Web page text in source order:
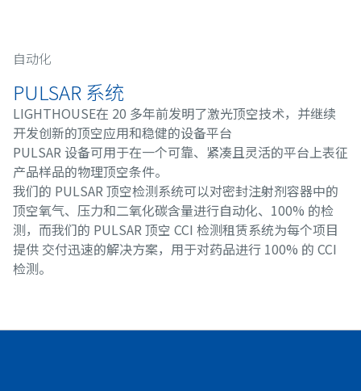
自动化
PULSAR 系统
LIGHTHOUSE在 20 多年前发明了激光顶空技术，并继续
开发创新的顶空应用和稳健的设备平台
PULSAR 设备可用于在一个可靠、紧凑且灵活的平台上表征
产品样品的物理顶空条件。
我们的 PULSAR 顶空检测系统可以对密封注射剂容器中的
顶空氧气、压力和二氧化碳含量进行自动化、100% 的检
测，而我们的 PULSAR 顶空 CCI 检测租赁系统为每个项目
提供 交付迅速的解决方案，用于对药品进行 100% 的 CCI
检测。